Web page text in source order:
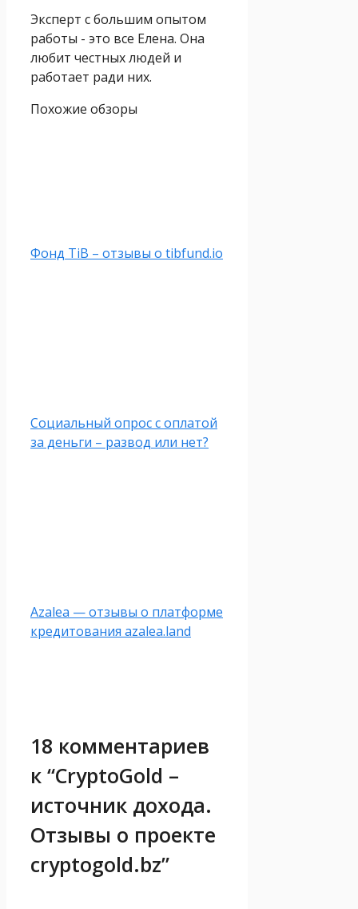
Эксперт с большим опытом
работы - это все Елена. Она
любит честных людей и
работает ради них.
Похожие обзоры
Фонд TiB – отзывы о tibfund.io
Социальный опрос с оплатой
за деньги – развод или нет?
Azalea — отзывы о платформе
кредитования azalea.land
18 комментариев
к “CryptoGold –
источник дохода.
Отзывы о проекте
cryptogold.bz”